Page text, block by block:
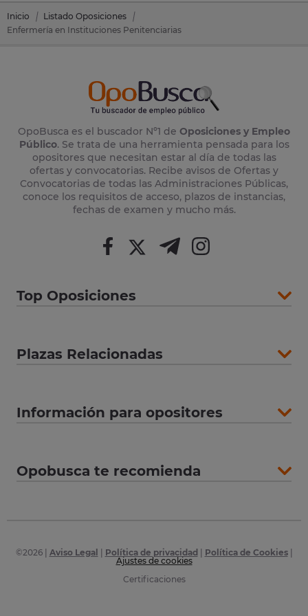
Inicio
Listado Oposiciones
Enfermería en Instituciones Penitenciarias
OpoBusca es el buscador Nº1 de Oposiciones y Empleo
Público. Se trata de una herramienta pensada para los
opositores que necesitan estar al día de todas las
ofertas y convocatorias. Recibe avisos de Ofertas y
Convocatorias de todas las Administraciones Públicas,
conoce los requisitos de acceso, plazos de instancias,
fechas de examen y mucho más.
Top Oposiciones
Plazas Relacionadas
Información para opositores
Opobusca te recomienda
©2026| Aviso Legal Política de privacidad Política de Cookies|
Ajustes de cookies
Certificaciones